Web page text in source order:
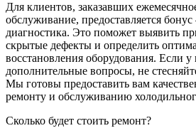
Для клиентов, заказавших
обслуживание, предоставляется
диагностика. Это поможет выявить
скрытые дефекты и определить
восстановления оборудования. Если у
дополнительные вопросы, не
Мы готовы предоставить вам
ремонту и обслуживанию
Сколько будет стоить ремонт?